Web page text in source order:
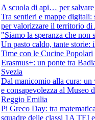
A scuola di api… per salvare
Tra sentieri e mappe digitali:
per valorizzare il territorio di
"Siamo la speranza che non
Un pasto caldo, tante storie:
Time con le Cucine Popolari
Erasmus+: un ponte tra
Svezia
Dal manicomio alla cura: un
e consapevolezza al Museo
Reggio Emilia
Pi Greco Day: tra
squadre delle classi 1A TEI